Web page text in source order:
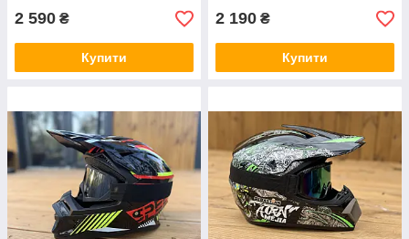
2 590 ₴
Купити
2 190 ₴
Купити